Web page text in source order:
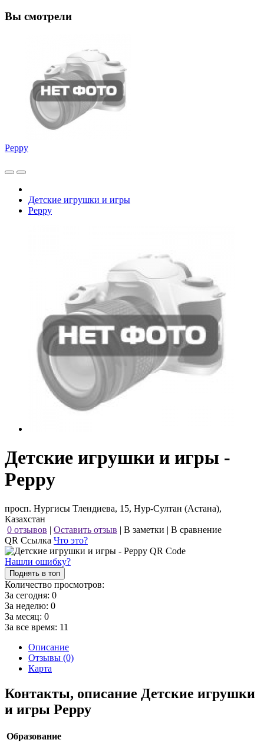
Вы смотрели
Peppy
Детские игрушки и игры
Peppy
Детские игрушки и игры -
Peppy
просп. Нургисы Тлендиева, 15, Нур-Султан (Астана),
Казахстан
0 отзывов | Оставить отзыв | В заметки | В сравнение
QR Ссылка Что это?
Нашли ошибку?
Поднять в топ
Количество просмотров:
За сегодня: 0
За неделю: 0
За месяц: 0
За все время: 11
Описание
Отзывы (0)
Карта
Контакты, описание Детские игрушки
и игры Peppy
Образование